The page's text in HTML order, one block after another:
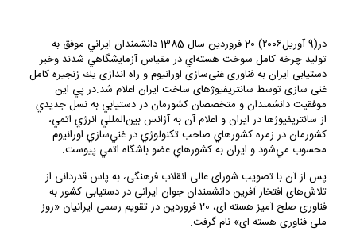
در(9 آوريل۲۰۰۶) 20 فروردين سال 1385 دانشمندان ايراني موفق به
توليد چرخه كامل سوخت هسته‌اي در مقياس آزمايشگاهي شدند وخبر
دستيابى ايران به فناورى غنى‌سازى اورانيوم و راه اندازى يك زنجيره كامل
غنى سازى توسط سانتريفيوژهاى ساخت ايران اعلام شد.در پي اين
موفقيت دانشمندان و متخصصان كشورمان در دستيابي به نسل جديدي
از سانتريفيو‌ژها در ايران و اعلام آن به آژانس بين‌المللي انرژي اتمي،
كشورمان در زمره كشورهاي صاحب تكنولوژي در غني‌سازي اورانيوم
محسوب مي‌شود و ايران به كشورهاي عضو باشگاه اتمي پيوست.
پس از آن با تصويب شوراى عالى انقلاب فرهنگى، به پاس قدردانى از
تلاش‌هاى افتخار آفرين دانشمندان جوان ايرانى در دستيابى كشور به
فناورى صلح آميز هسته اى، 20 فروردين در تقويم رسمى ايرانيان «روز
ملى فناورى هسته اى» نام گرفت.